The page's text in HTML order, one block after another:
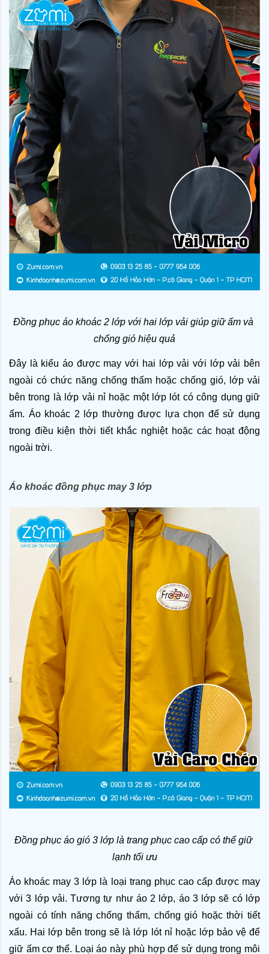
Đồng phục áo khoác 2 lớp với hai lớp vải giúp giữ ấm và
chống gió hiệu quả
Đây là kiểu áo được may với hai lớp vải với lớp vải bên
ngoài có chức năng chống thấm hoặc chống gió, lớp vải
bên trong là lớp vải nỉ hoặc một lớp lót có công dụng giữ
ấm. Áo khoác 2 lớp thường được lựa chọn để sử dụng
trong điều kiện thời tiết khắc nghiệt hoặc các hoạt động
ngoài trời.
Áo khoác đồng phục may 3 lớp
Đồng phục áo gió 3 lớp là trang phục cao cấp có thể giữ
lạnh tối ưu
Áo khoác may 3 lớp là loại trang phục cao cấp được may
với 3 lớp vải. Tương tự như áo 2 lớp, áo 3 lớp sẽ có lớp
ngoài có tính năng chống thấm, chống gió hoặc thời tiết
xấu. Hai lớp bên trong sẽ là lớp lót nỉ hoặc lớp bảo vệ để
giữ ấm cơ thể. Loại áo này phù hợp để sử dụng trong môi